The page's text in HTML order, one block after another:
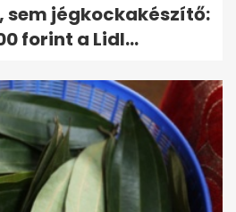
sem jégkockakészítő:
forint a Lidl...